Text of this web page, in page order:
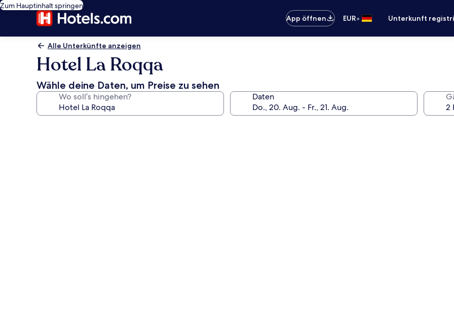
Zum Hauptinhalt springen
App öffnen
EUR• Unterkunft
Alle Unterkünfte anzeigen
Hotel La Roqqa
Wähle deine Daten, um Preise zu sehen
Wo soll’s hingehen? Daten